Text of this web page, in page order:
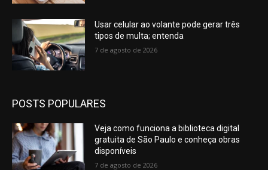
Usar celular ao volante pode gerar três
tipos de multa; entenda
7 de agosto de 2026
POSTS POPULARES
Veja como funciona a biblioteca digital
gratuita de São Paulo e conheça obras
disponíveis
7 de agosto de 2026